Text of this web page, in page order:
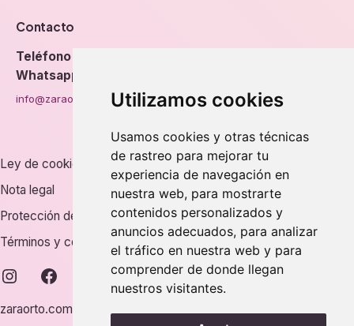
Utilizamos cookies
Usamos cookies y otras técnicas
de rastreo para mejorar tu
experiencia de navegación en
nuestra web, para mostrarte
contenidos personalizados y
anuncios adecuados, para analizar
el tráfico en nuestra web y para
comprender de donde llegan
nuestros visitantes.
Contacto
Teléfono
Whatsapp
info@zaraorto.com
zaraorto.com © 2026.
Ley de cookies
Nota legal
Protección de datos
Términos y condiciones
instagramfacebook